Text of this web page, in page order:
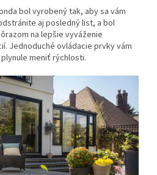
bol vyrobený tak, aby sa vám
aj posledný list, a bol
na lepšie vyváženie
Jednoduché ovládacie prvky vám
meniť rýchlosti.